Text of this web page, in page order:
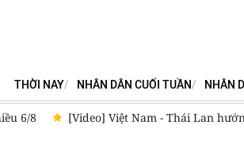
THỜI NAY NHÂN DÂN CUỐI TUẦN NHÂN
tới mục tiêu kim ngạch thương mại đạt